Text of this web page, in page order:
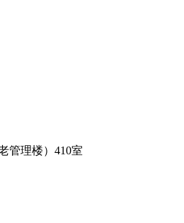
管理楼）410室